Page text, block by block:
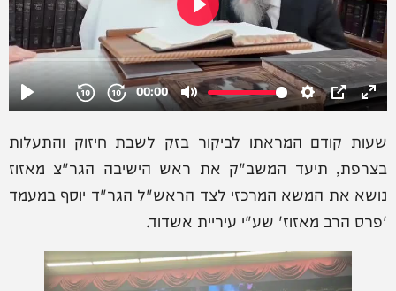
שעות קודם המראתו לביקור בזק לשבת חיזוק והתעלות
בצרפת, תיעד המשב"ק את ראש הישיבה הגר"צ מאזוז
נושא את המשא המרכזי לצד הראש"ל הגר"ד יוסף במעמד
'פרס הרב מאזוז' שע"י עיריית אשדוד.